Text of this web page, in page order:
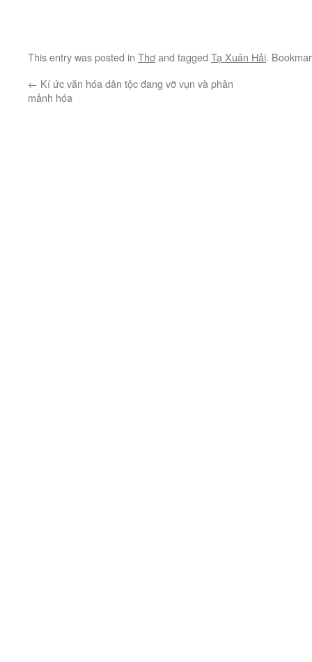
This entry was posted in Thơand tagged Tạ Xuân Hải.
← Kí ức văn hóa dân tộc đang vỡ vụn và phân
mảnh hóa